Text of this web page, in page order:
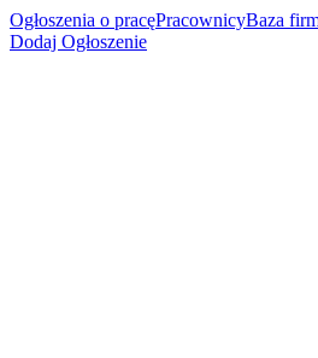
Ogłoszenia o pracęPracownicyBaza
Dodaj Ogłoszenie